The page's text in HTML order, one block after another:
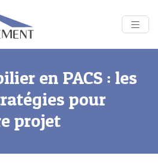
en PACS : les
pour
projet